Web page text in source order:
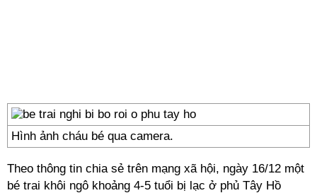
Hình ảnh cháu bé qua camera.
Theo thông tin chia sẻ trên mạng xã hội, ngày 16/12 một
bé trai khôi ngô khoảng 4-5 tuổi bị lạc ở phủ Tây Hồ